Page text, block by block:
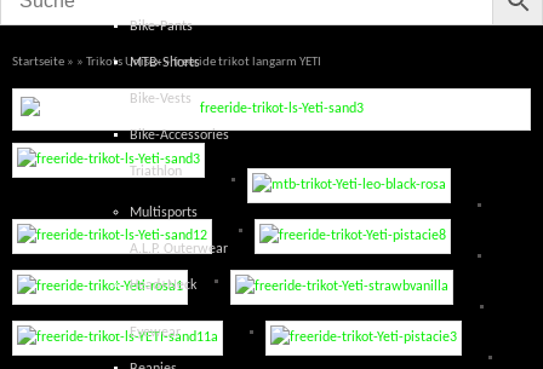
Bike-Pants
MTB-Shorts
Bike-Vests
Bike-Accessories
Triathlon
Multisports
A.L.P. Outerwear
Head+Neck
Eyewear
Startseite » » Trikots Unisex» freeride trikot langarm YETI